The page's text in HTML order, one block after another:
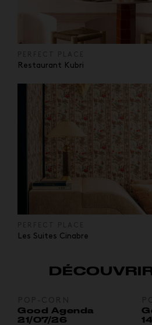
Restaurant Kubri
Les Suites Cinabre
Good Agenda
21/07/26